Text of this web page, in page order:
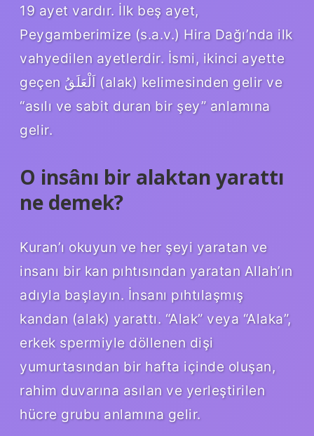
19 ayet vardır. İlk beş ayet,
Peygamberimize (s.a.v.) Hira Dağı’nda ilk
vahyedilen ayetlerdir. İsmi, ikinci ayette
geçen اَلْعَلَقُ (alak) kelimesinden gelir ve
“asılı ve sabit duran bir şey” anlamına
gelir.
O insânı bir alaktan yarattı
ne demek?
Kuran’ı okuyun ve her şeyi yaratan ve
insanı bir kan pıhtısından yaratan Allah’ın
adıyla başlayın. İnsanı pıhtılaşmış
kandan (alak) yarattı. “Alak” veya “Alaka”,
erkek spermiyle döllenen dişi
yumurtasından bir hafta içinde oluşan,
rahim duvarına asılan ve yerleştirilen
hücre grubu anlamına gelir.